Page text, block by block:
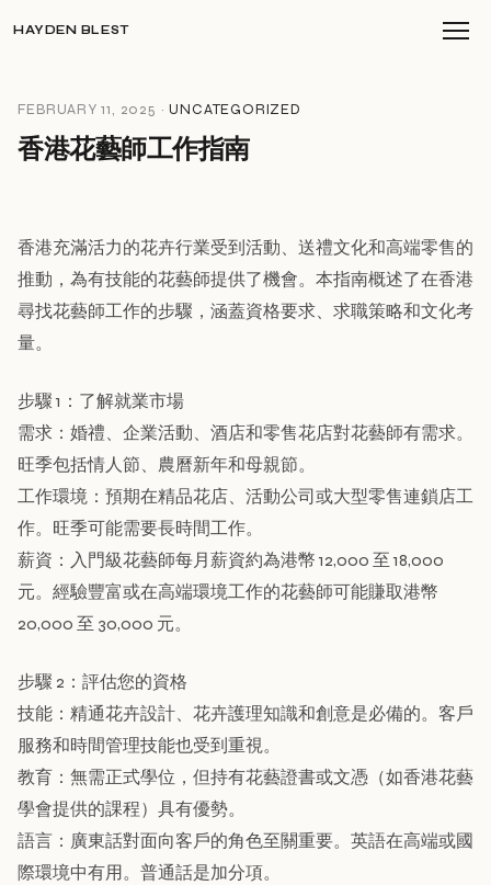
HAYDEN BLEST
FEBRUARY 11, 2025 ·UNCATEGORIZED
香港花藝師工作指南
香港充滿活力的花卉行業受到活動、送禮文化和高端零售的
推動，為有技能的花藝師提供了機會。本指南概述了在香港
尋找花藝師工作的步驟，涵蓋資格要求、求職策略和文化考
量。
步驟 1：了解就業市場
需求：婚禮、企業活動、酒店和零售花店對花藝師有需求。
旺季包括情人節、農曆新年和母親節。
工作環境：預期在精品花店、活動公司或大型零售連鎖店工
作。旺季可能需要長時間工作。
薪資：入門級花藝師每月薪資約為港幣 12,000 至 18,000
元。經驗豐富或在高端環境工作的花藝師可能賺取港幣
20,000 至 30,000 元。
步驟 2：評估您的資格
技能：精通花卉設計、花卉護理知識和創意是必備的。客戶
服務和時間管理技能也受到重視。
教育：無需正式學位，但持有花藝證書或文憑（如香港花藝
學會提供的課程）具有優勢。
語言：廣東話對面向客戶的角色至關重要。英語在高端或國
際環境中有用。普通話是加分項。